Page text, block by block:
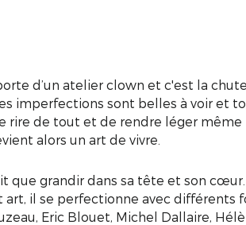
d’un atelier clown et c'est la
imperfections sont belles à voir et
rire de tout et de rendre léger même
alors un art de vivre.
que grandir dans sa tête et son
il se perfectionne avec différents
Eric Blouet, Michel Dallaire,